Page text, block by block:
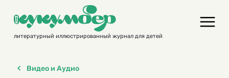
contentлитературный иллюстрированный журнал для детей
Видео и Аудио